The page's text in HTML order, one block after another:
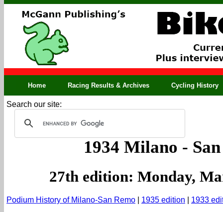
Home Racing Results & Archives Cycling History
Search our site:
1934 Milano -
27th edition: Monday,
Podium History of Milano-San Remo 1935 edition 1933